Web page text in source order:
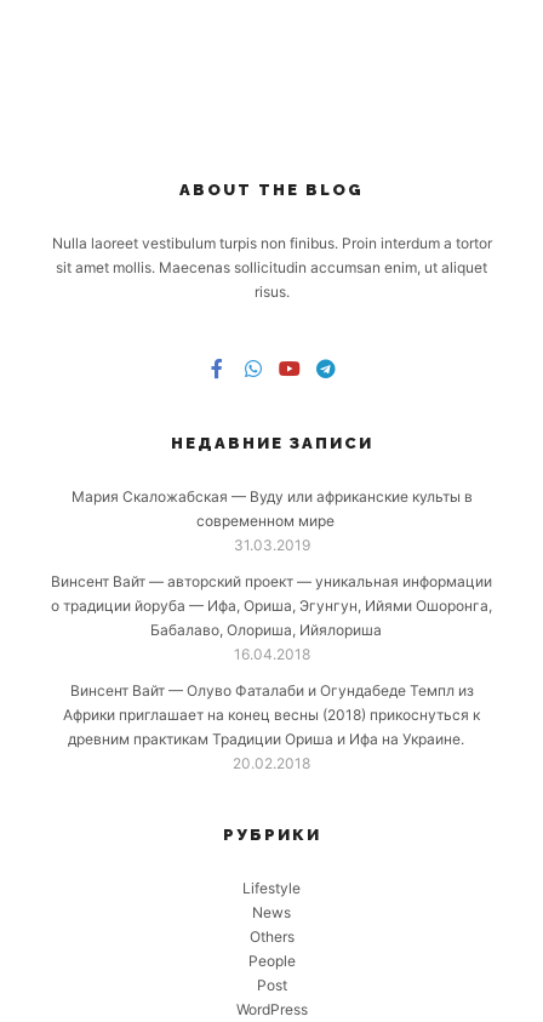
ABOUT THE BLOG
Nulla laoreet vestibulum turpis non finibus. Proin interdum a tortor
sit amet mollis. Maecenas sollicitudin accumsan enim, ut aliquet
risus.
НЕДАВНИЕ ЗАПИСИ
Мария Скаложабская — Вуду или африканские культы в
современном мире
31.03.2019
Винсент Вайт — авторский проект — уникальная информации
о традиции йоруба — Ифа, Ориша, Эгунгун, Ийями Ошоронга,
Бабалаво, Олориша, Ийялориша
16.04.2018
Винсент Вайт — Олуво Фаталаби и Огундабеде Темпл из
Африки приглашает на конец весны (2018) прикоснуться к
древним практикам Традиции Ориша и Ифа на Украине.
20.02.2018
РУБРИКИ
Lifestyle
News
Others
People
Post
WordPress